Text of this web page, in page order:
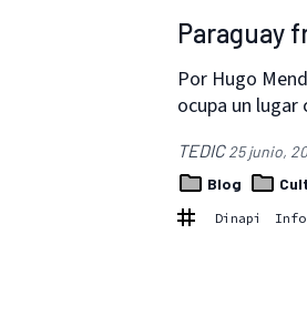
Paraguay
Por Hugo
ocupa un
TEDIC25 junio,
Blog
Dinapi